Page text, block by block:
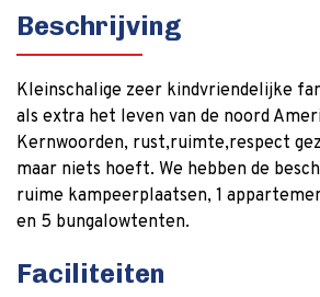
Beschrijving
Kleinschalige zeer kindvriendelijke
als extra het leven van de noord
Kernwoorden, rust,ruimte,respect
maar niets hoeft. We hebben de
ruime kampeerplaatsen, 1
en 5 bungalowtenten.
Faciliteiten